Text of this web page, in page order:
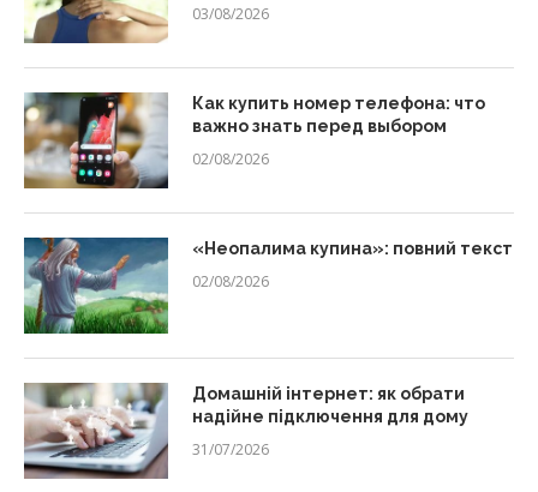
03/08/2026
Как купить номер телефона: что
важно знать перед выбором
02/08/2026
«Неопалима купина»: повний текст
02/08/2026
Домашній інтернет: як обрати
надійне підключення для дому
31/07/2026